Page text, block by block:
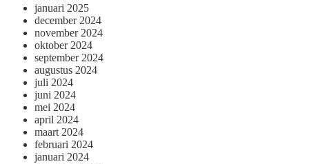
januari 2025
december 2024
november 2024
oktober 2024
september 2024
augustus 2024
juli 2024
juni 2024
mei 2024
april 2024
maart 2024
februari 2024
januari 2024